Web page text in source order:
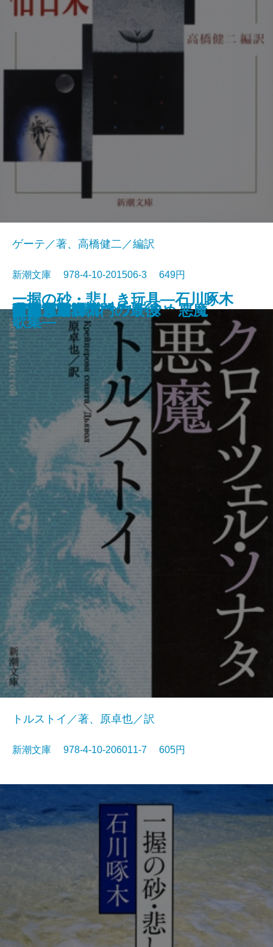
愛と死
絵のない絵本
田舎教師
変身
硝子戸の中
田園交響楽
倫敦塔・幻影の盾
光あるうち光の中を歩め
真理先生
ゲーテ格言集
ゲーテ／著、高橋健二／編訳
新潮文庫 978-4-10-201506-3 649円
クロイツェル・ソナタ 悪魔
トルストイ／著、原卓也／訳
新潮文庫 978-4-10-206011-7 605円
一握の砂・悲しき玩具―石川啄木
歌集―
行人
人間ぎらい
蒲団・重右衛門の最後
こころ
白鯨〔下〕
白鯨〔上〕
彼岸過迄
ぼく東綺譚